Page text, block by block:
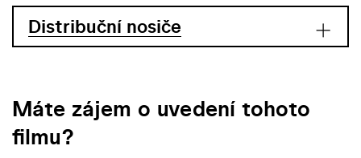
Distribuční nosiče
Máte zájem o uvedení tohoto
filmu?